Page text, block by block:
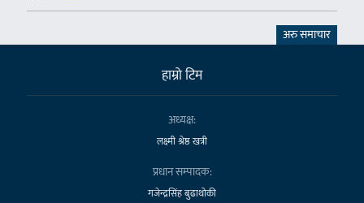
अरु समाचार
हाम्राे टिम
अध्यक्ष:
लक्ष्मी श्रेष्ठ खत्री
प्रधान सम्पादक:
गजेन्द्रसिंह बुढाथोकी